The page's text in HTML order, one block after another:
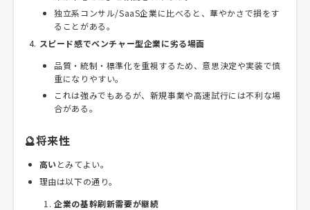
独立系コンサル/SaaS企業に比べると、華やかさで損をす
ることがある。
スピード感でベンチャー型企業に劣る場面
品質・統制・標準化を重視するため、意思決定や実装で慎
重になりやすい。
これは強みでもあるが、新規事業や高速試行には不利な場
合がある。
🔮将来性
高いとみてよい。
理由は以下の通り。
企業の基幹刷新需要が継続